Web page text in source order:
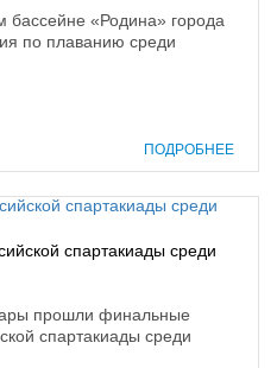
бассейне «Родина» города
по плаванию среди
ПОДРОБНЕЕ
спартакиады среди
прошли финальные
спартакиады среди